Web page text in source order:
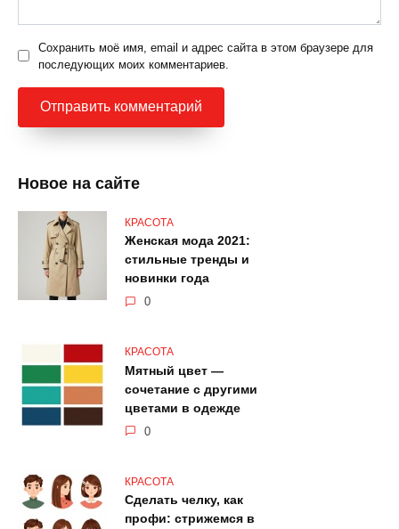
Сохранить моё имя, email и адрес сайта в этом браузере для
последующих моих комментариев.
Новое на сайте
КРАСОТА
Женская мода 2021:
стильные тренды и
новинки года
0
КРАСОТА
Мятный цвет —
сочетание с другими
цветами в одежде
0
КРАСОТА
Сделать челку, как
профи: стрижемся в